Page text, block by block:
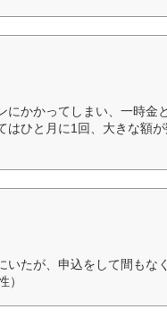
かかってしまい、一時金
ひと月に1回、大きな額
たが、申込をして間もな
）